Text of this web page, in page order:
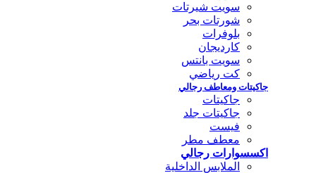
سويت شيرتات
شورتات بحر
بلوفرات
كارديجان
سويت بانتس
كت رياضي
جاكيتات ومعاطف رجالي
جاكيتات
جاكيتات جلد
فيست
معطف مطر
اكسسوارات رجالي
الملابس الداخلية